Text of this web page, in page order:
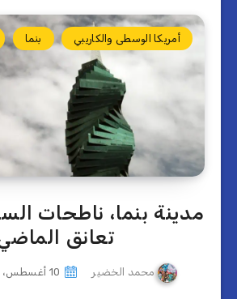
أمريكا الوسطى والكاريبي بنما
مدينة بنما، ناطحات
تعانق
محمد الخضير 10 أغسطس، 2020